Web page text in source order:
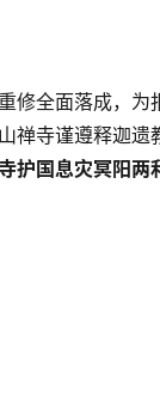
修全面落成，
禅寺谨遵释迦遗
护国息灾冥阳